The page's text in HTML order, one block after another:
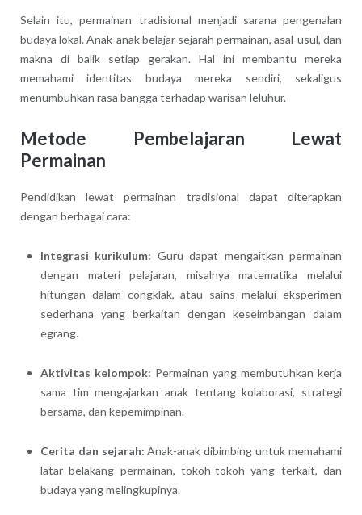
Selain itu, permainan tradisional menjadi sarana pengenalan
budaya lokal. Anak-anak belajar sejarah permainan, asal-usul, dan
makna di balik setiap gerakan. Hal ini membantu mereka
memahami identitas budaya mereka sendiri, sekaligus
menumbuhkan rasa bangga terhadap warisan leluhur.
Metode Pembelajaran Lewat
Permainan
Pendidikan lewat permainan tradisional dapat diterapkan
dengan berbagai cara:
Integrasi kurikulum: Guru dapat mengaitkan permainan
dengan materi pelajaran, misalnya matematika melalui
hitungan dalam congklak, atau sains melalui eksperimen
sederhana yang berkaitan dengan keseimbangan dalam
egrang.
Aktivitas kelompok: Permainan yang membutuhkan kerja
sama tim mengajarkan anak tentang kolaborasi, strategi
bersama, dan kepemimpinan.
Cerita dan sejarah: Anak-anak dibimbing untuk memahami
latar belakang permainan, tokoh-tokoh yang terkait, dan
budaya yang melingkupinya.